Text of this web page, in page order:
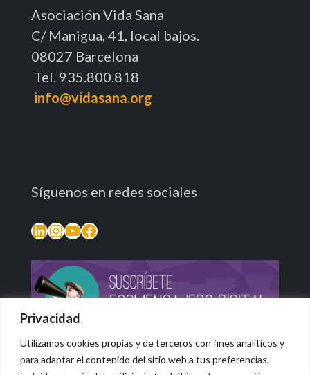
Privacidad
Utilizamos cookies propias y de terceros con fines analíticos y
para adaptar el contenido del sitio web a tus preferencias,
Asociación Vida Sana
C/ Manigua, 41, local bajos.
08027 Barcelona
Tel. 935.800.818
info@vidasana.org
Síguenos en redes sociales
LinkedIn
Instagram
YouTube
Facebook